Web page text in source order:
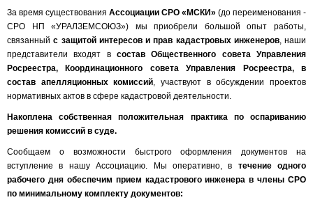
За время существования Ассоциации СРО «МСКИ» (до переименования -
СРО НП «УРАЛЗЕМСОЮЗ») мы приобрели большой опыт работы,
связанныйс защитой интересов и прав кадастровых инженеров, наши
представители входят в состав Общественного совета Управления
Росреестра, Координационного со­вета Управления Росреестра, в
состав апелляционных комиссий, участвуют в обсуждении проектов
нормативных актов в сфере кадастровой деятельности.
Накоплена собственная положительная практика по оспариванию
решения комиссий в суде.
Сообщаем о возможности быстрого оформления документов на
вступление в нашу Ассоциацию. Мы оперативно, в течение одного
рабочего дня обеспечим прием кадастрового инженера в члены СРО
по минимальному комплекту документов: